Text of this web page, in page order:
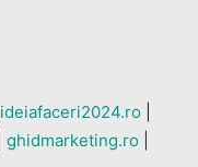
ideiafaceri2024.ro
ghidmarketing.ro